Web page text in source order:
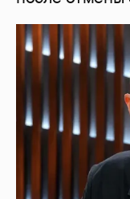
Бояков,
обсуждают
ГИТИСа на
скандала
11